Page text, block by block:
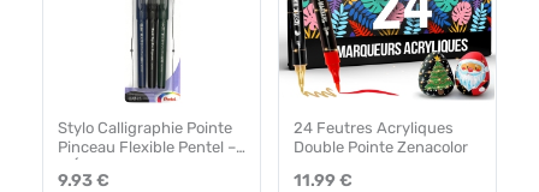
Stylo Calligraphie Pointe
Pinceau Flexible Pentel –
3 Épaisseurs de Trait
9.93 €
24 Feutres Acryliques
Double Pointe Zenacolor
11.99 €